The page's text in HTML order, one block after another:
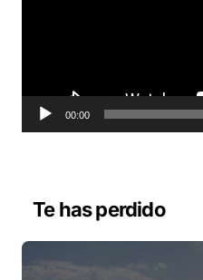
t
r
d
00:00
Te has perdido